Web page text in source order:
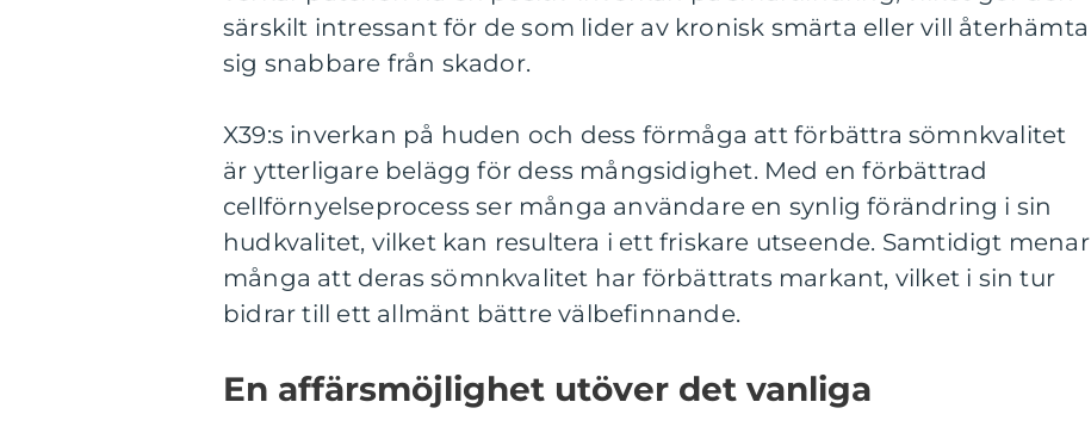
särskilt intressant för de som lider av kronisk smärta eller vill återhämta
sig snabbare från skador.
X39:s inverkan på huden och dess förmåga att förbättra sömnkvalitet
är ytterligare belägg för dess mångsidighet. Med en förbättrad
cellförnyelseprocess ser många användare en synlig förändring i sin
hudkvalitet, vilket kan resultera i ett friskare utseende. Samtidigt menar
många att deras sömnkvalitet har förbättrats markant, vilket i sin tur
bidrar till ett allmänt bättre välbefinnande.
En affärsmöjlighet utöver det vanliga